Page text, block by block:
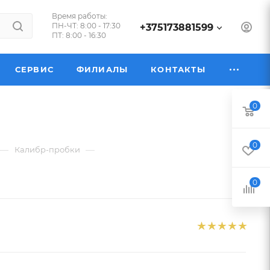
Время работы:
ПН-ЧТ: 8:00 - 17:30
ПТ: 8:00 - 16:30
+375173881599
СЕРВИС ФИЛИАЛЫ КОНТАКТЫ
— Калибр-пробки —
0
0
0